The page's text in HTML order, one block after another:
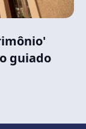
guiado